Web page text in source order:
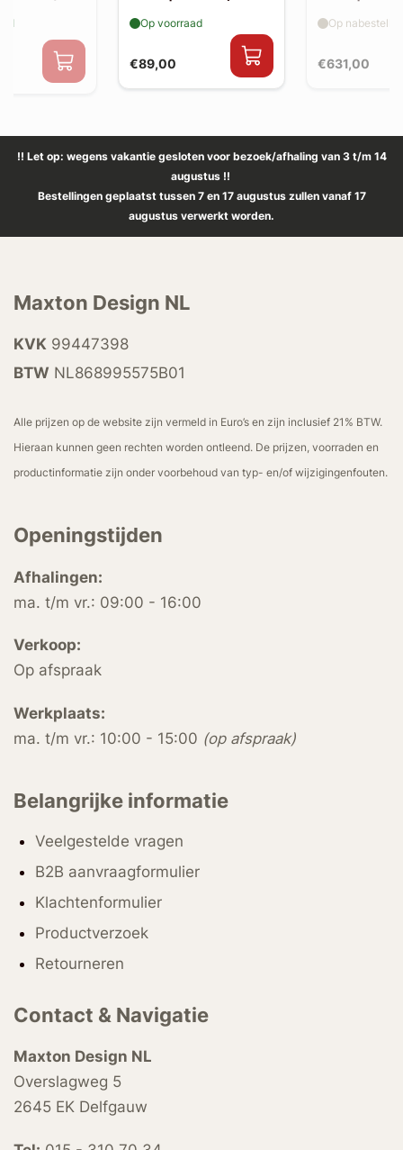
€89,00
Op voorraad
€631,00
Op
!! Let op: wegens vakantie gesloten voor bezoek/afhaling van 3 t/m 14
augustus !!
Bestellingen geplaatst tussen 7 en 17 augustus zullen vanaf 17
augustus verwerkt worden.
Maxton Design NL
KVK 99447398
BTW NL868995575B01
Alle prijzen op de website zijn vermeld in Euro’s en zijn inclusief 21% BTW.
Hieraan kunnen geen rechten worden ontleend. De prijzen, voorraden en
productinformatie zijn onder voorbehoud van typ- en/of wijzigingenfouten.
Openingstijden
Afhalingen:
ma. t/m vr.: 09:00 - 16:00
Verkoop:
Op afspraak
Werkplaats:
ma. t/m vr.: 10:00 - 15:00 (op afspraak)
Belangrijke informatie
Veelgestelde vragen
B2B aanvraagformulier
Klachtenformulier
Productverzoek
Retourneren
Contact & Navigatie
Maxton Design NL
Overslagweg 5
2645 EK Delfgauw